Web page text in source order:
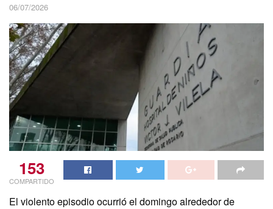
06/07/2026
153
COMPARTIDO
El violento episodio ocurrió el domingo alrededor de